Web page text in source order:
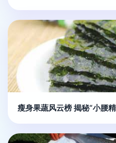
瘦身果蔬风云榜 揭秘“小腰